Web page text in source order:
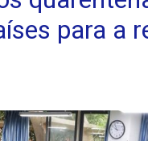
para a